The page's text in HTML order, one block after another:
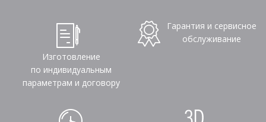
Изготовление
по индивидуальным
параметрам и договору
Гарантия и сервисное
обслуживание